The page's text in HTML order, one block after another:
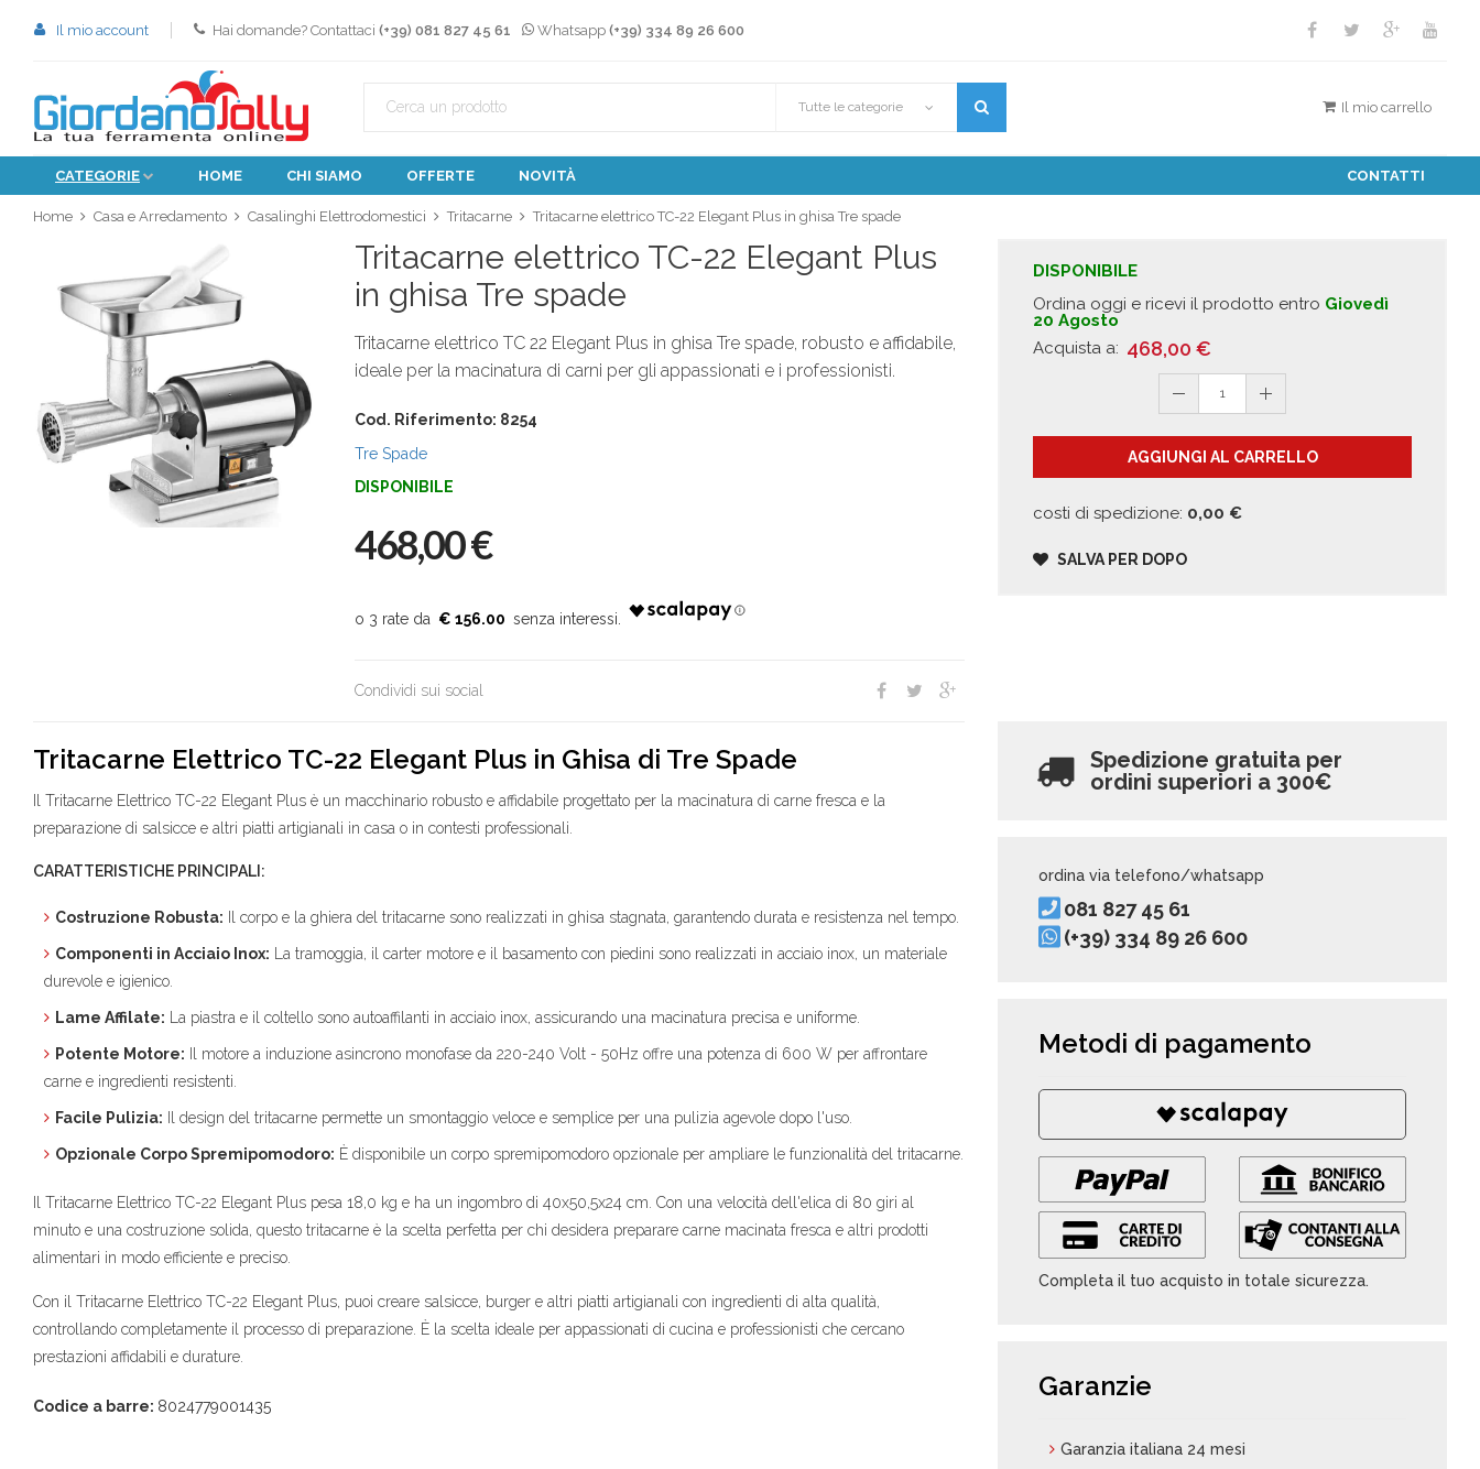
Il mio account Hai domande? Contattaci (+39) 081 827 45 61 Whatsapp (+39) 334 89 26 600
Tutte le categorie Il mio carrello
CATEGORIE HOME CHI SIAMO OFFERTE NOVITÀ CONTATTI
Home Casa e Arredamento Casalinghi Elettrodomestici Tritacarne Tritacarne elettrico TC-22 Elegant Plus in ghisa Tre spade
Tritacarne elettrico TC-22 Elegant Plus
in ghisa Tre spade
Tritacarne elettrico TC 22 Elegant Plus in ghisa Tre spade, robusto e affidabile,
ideale per la macinatura di carni per gli appassionati e i professionisti.
Cod. Riferimento: 8254
Tre Spade
DISPONIBILE
468,00€
€ 156.00
Condividi sui social
DISPONIBILE
Ordina oggi e ricevi il prodotto entro Giovedì
20 Agosto
Acquista a: 468,00 €
1
AGGIUNGI AL CARRELLO
costi di spedizione: 0,00 €
SALVA PER DOPO
Tritacarne Elettrico TC-22 Elegant Plus in Ghisa di Tre Spade
Il Tritacarne Elettrico TC-22 Elegant Plus è un macchinario robusto e affidabile progettato per la macinatura di carne fresca e la
preparazione di salsicce e altri piatti artigianali in casa o in contesti professionali.
CARATTERISTICHE PRINCIPALI:
Costruzione Robusta: Il corpo e la ghiera del tritacarne sono realizzati in ghisa stagnata, garantendo durata e resistenza nel tempo.
Componenti in Acciaio Inox: La tramoggia, il carter motore e il basamento con piedini sono realizzati in acciaio inox, un materiale
durevole e igienico.
Lame Affilate: La piastra e il coltello sono autoaffilanti in acciaio inox, assicurando una macinatura precisa e uniforme.
Potente Motore: Il motore a induzione asincrono monofase da 220-240 Volt - 50Hz offre una potenza di 600 W per affrontare
carne e ingredienti resistenti.
Facile Pulizia: Il design del tritacarne permette un smontaggio veloce e semplice per una pulizia agevole dopo l'uso.
Opzionale Corpo Spremipomodoro: È disponibile un corpo spremipomodoro opzionale per ampliare le funzionalità del tritacarne.
Il Tritacarne Elettrico TC-22 Elegant Plus pesa 18,0 kg e ha un ingombro di 40x50,5x24 cm. Con una velocità dell'elica di 80 giri al
minuto e una costruzione solida, questo tritacarne è la scelta perfetta per chi desidera preparare carne macinata fresca e altri prodotti
alimentari in modo efficiente e preciso.
Con il Tritacarne Elettrico TC-22 Elegant Plus, puoi creare salsicce, burger e altri piatti artigianali con ingredienti di alta qualità,
controllando completamente il processo di preparazione. È la scelta ideale per appassionati di cucina e professionisti che cercano
prestazioni affidabili e durature.
Codice a barre: 8024779001435
Spedizione gratuita per
ordini superiori a 300€
ordina via telefono/whatsapp
081 827 45 61
(+39) 334 89 26 600
Metodi di pagamento
Completa il tuo acquisto in totale sicurezza.
Garanzie
Garanzia italiana 24 mesi